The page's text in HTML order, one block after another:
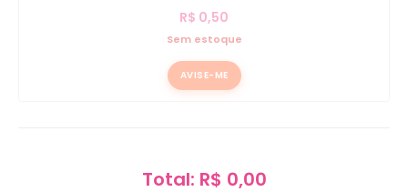
R$ 0,50
Sem estoque
AVISE-ME
Total: R$ 0,00